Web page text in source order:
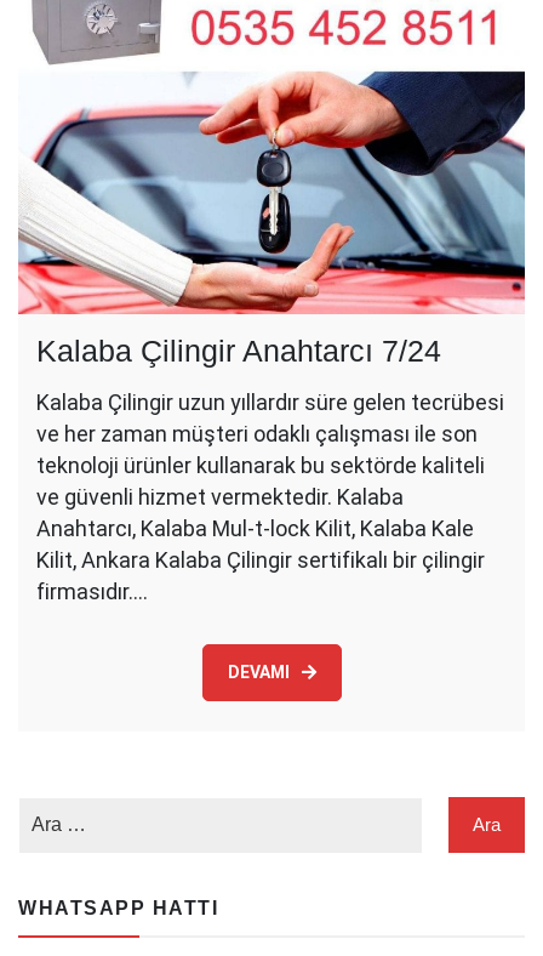
Kalaba Çilingir Anahtarcı 7/24
Kalaba Çilingir uzun yıllardır süre gelen tecrübesi
ve her zaman müşteri odaklı çalışması ile son
teknoloji ürünler kullanarak bu sektörde kaliteli
ve güvenli hizmet vermektedir. Kalaba
Anahtarcı, Kalaba Mul-t-lock Kilit, Kalaba Kale
Kilit, Ankara Kalaba Çilingir sertifikalı bir çilingir
firmasıdır.…
DEVAMI
WHATSAPP HATTI